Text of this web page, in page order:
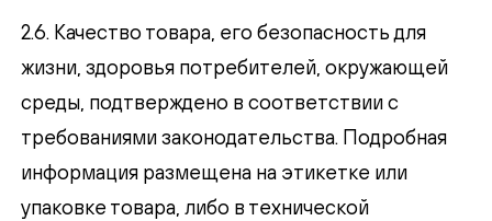
2.6. Качество товара, его безопасность для
жизни, здоровья потребителей, окружающей
среды, подтверждено в соответствии с
требованиями законодательства. Подробная
информация размещена на этикетке или
упаковке товара, либо в технической